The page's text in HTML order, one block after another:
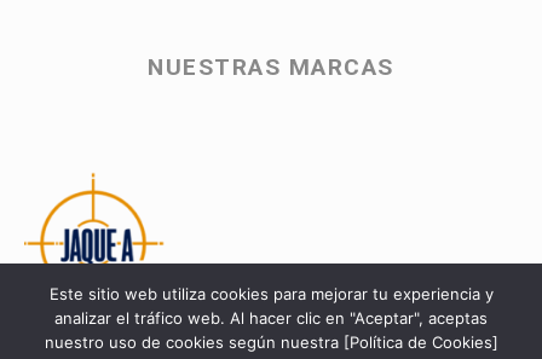
NUESTRAS MARCAS
Este sitio web utiliza cookies para mejorar tu experiencia y
analizar el tráfico web. Al hacer clic en "Aceptar", aceptas
nuestro uso de cookies según nuestra [Política de Cookies]